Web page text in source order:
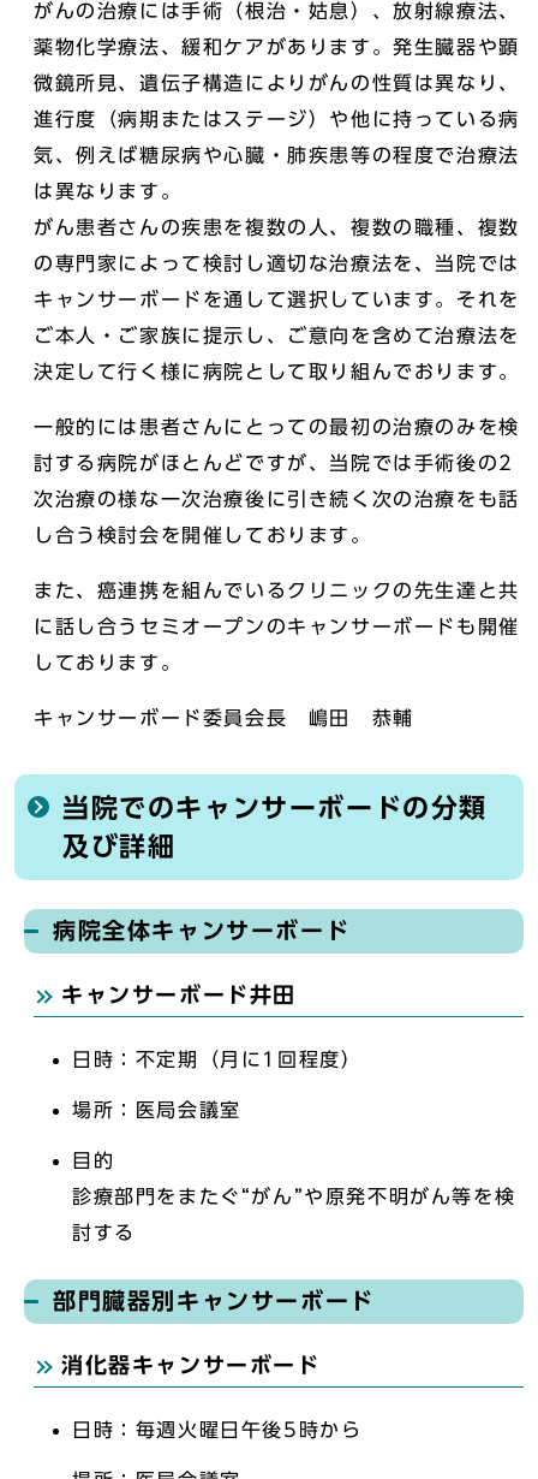
がんの治療には手術（根治・姑息）、放射線療法、
薬物化学療法、緩和ケアがあります。発生臓器や顕
微鏡所見、遺伝子構造によりがんの性質は異なり、
進行度（病期またはステージ）や他に持っている病
気、例えば糖尿病や心臓・肺疾患等の程度で治療法
は異なります。
がん患者さんの疾患を複数の人、複数の職種、複数
の専門家によって検討し適切な治療法を、当院では
キャンサーボードを通して選択しています。それを
ご本人・ご家族に提示し、ご意向を含めて治療法を
決定して行く様に病院として取り組んでおります。
一般的には患者さんにとっての最初の治療のみを検
討する病院がほとんどですが、当院では手術後の2
次治療の様な一次治療後に引き続く次の治療をも話
し合う検討会を開催しております。
また、癌連携を組んでいるクリニックの先生達と共
に話し合うセミオープンのキャンサーボードも開催
しております。
キャンサーボード委員会長 嶋田 恭輔
当院でのキャンサーボードの分類
及び詳細
病院全体キャンサーボード
キャンサーボード井田
日時：不定期（月に1回程度）
場所：医局会議室
目的
診療部門をまたぐ“がん”や原発不明がん等を検
討する
部門臓器別キャンサーボード
消化器キャンサーボード
日時：毎週火曜日午後5時から